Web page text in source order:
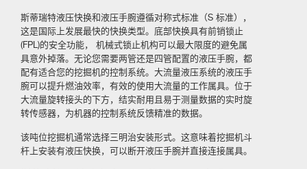
斯蒂瑞特液压快换和液压手腕遵循对称式标准（S 标准），
这是国际上发展最快的快换类型。底部快换具有前销锁止
(FPL)的安全功能， 机械式锁止机构可以最大限度的避免属
具意外掉落。无论您需要两管还是四管配置的液压手腕，都
配有适合您的挖掘机的控制系统。大流量液压系统的液压手
腕可以提升燃油效率，有效的使用大流量的工作属具。位于
大流量旋转接头的下方，结实耐用且易于测量数据的实时旋
转传感器，为机器的控制系统反馈精准的数据。
该吨位挖掘机通常选择三明治安装形式。这意味着挖掘机斗
杆上安装有液压快换，可以断开液压手腕并直接连接属具。